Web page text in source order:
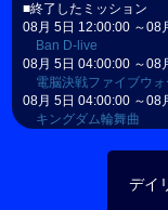
■終了したミッション
08月 5日 12:00:00 ～08
Ban D-live
08月 5日 04:00:00 ～08
電脳決戦ファイブウ
08月 5日 04:00:00 ～08
キングダム輪舞曲
デイ